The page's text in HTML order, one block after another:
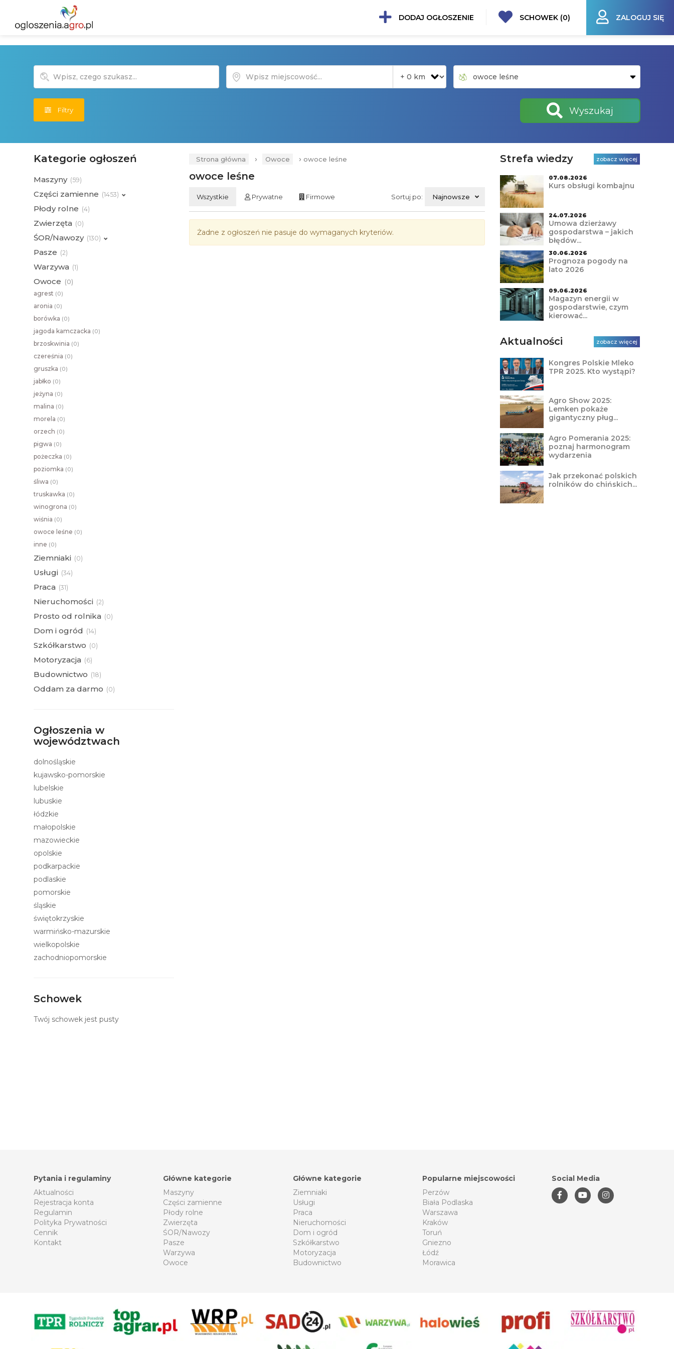
DODAJ OGŁOSZENIE SCHOWEK (0) ZALOGUJ SIĘ
Filtry Wyszukaj
Strona główna › Owoce › owoce leśne
owoce leśne
Wszystkie Prywatne Firmowe Sortuj po: Najnowsze
Żadne z ogłoszeń nie pasuje do wymaganych kryteriów.
Kategorie ogłoszeń
Maszyny (59)
Części zamienne (1453)
Płody rolne (4)
Zwierzęta (0)
ŚOR/Nawozy (130)
Pasze (2)
Warzywa (1)
Owoce (0)
agrest (0)
aronia (0)
borówka (0)
jagoda kamczacka (0)
brzoskwinia (0)
czereśnia (0)
gruszka (0)
jabłko (0)
jeżyna (0)
malina (0)
morela (0)
orzech (0)
pigwa (0)
pożeczka (0)
poziomka (0)
śliwa (0)
truskawka (0)
winogrona (0)
wiśnia (0)
owoce leśne (0)
inne (0)
Ziemniaki (0)
Usługi (34)
Praca (31)
Nieruchomości (2)
Prosto od rolnika (0)
Dom i ogród (14)
Szkółkarstwo (0)
Motoryzacja (6)
Budownictwo (18)
Oddam za darmo (0)
Ogłoszenia w
województwach
dolnośląskie
kujawsko-pomorskie
lubelskie
lubuskie
łódzkie
małopolskie
mazowieckie
opolskie
podkarpackie
podlaskie
pomorskie
śląskie
świętokrzyskie
warmińsko-mazurskie
wielkopolskie
zachodniopomorskie
Schowek
Twój schowek jest pusty
Strefa wiedzy zobacz więcej
07.08.2026
Kurs obsługi kombajnu
24.07.2026
Umowa dzierżawy
gospodarstwa – jakich
błędów...
30.06.2026
Prognoza pogody na
lato 2026
09.06.2026
Magazyn energii w
gospodarstwie, czym
kierować...
Aktualności zobacz więcej
Kongres Polskie Mleko
TPR 2025. Kto wystąpi?
Agro Show 2025:
Lemken pokaże
gigantyczny pług...
Agro Pomerania 2025:
poznaj harmonogram
wydarzenia
Jak przekonać polskich
rolników do chińskich...
Pytania i regulaminy
Aktualności
Rejestracja konta
Regulamin
Polityka Prywatności
Cennik
Kontakt
Główne kategorie
Maszyny
Części zamienne
Płody rolne
Zwierzęta
ŚOR/Nawozy
Pasze
Warzywa
Owoce
Główne kategorie
Ziemniaki
Usługi
Praca
Nieruchomości
Dom i ogród
Szkółkarstwo
Motoryzacja
Budownictwo
Popularne miejscowości
Perzów
Biała Podlaska
Warszawa
Kraków
Toruń
Gniezno
Łódź
Morawica
Social Media